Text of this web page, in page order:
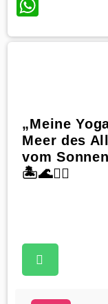
„Meine
Meer des
vom
🏝️🌊🧘‍♀️